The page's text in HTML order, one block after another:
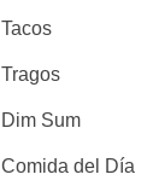
Tacos
Tragos
Dim Sum
Comida del Día